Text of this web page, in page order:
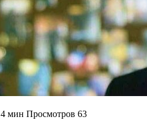
4 мин Просмотров 63